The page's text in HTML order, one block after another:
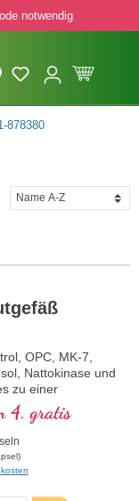
notwendig
878380
von 5 von 5
OPC, MK-7,
Nattokinase und
zu einer
für eine
Blutgefäße
liegen in
4. gratis